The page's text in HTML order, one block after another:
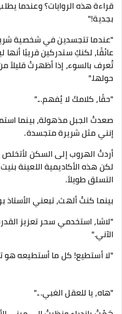
قراءة هذه الروايات؟ وعندما
بجدية!"
"عندما تتجسدين في شخصية
عائقًا، لكنكِ ستدركين قريبًا
تُعرف بالسوء، إذا أظهرتْ قليلاً
حولها."
"حقًا، كلامكَ لا يُفهم..."
صعدتُ الجبل مذهولة، بينما
إنني مثل شريرة متجسدة.
أردتُ الهروب إلى السكن لأتخلص
لكن هذه الأكاديمية اللعينة
التسلق طويلاً.
بينما كنتُ ألهث، تبعني
"لاشا، استخدمي سحر تعزيز
الآني."
"لا أستطيع! كل ما أستطيعه هو
"هاه، يا للعقل الغبي..."